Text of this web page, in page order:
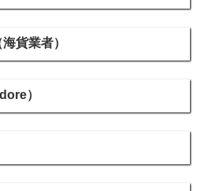
貨業者）
）